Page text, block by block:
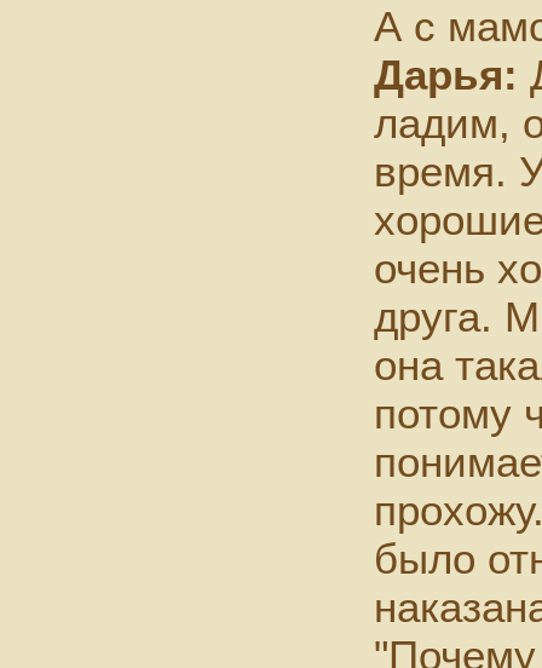
А с
Дарья:
ладим,
время.
очень
друга.
она
потому
было
"Почему